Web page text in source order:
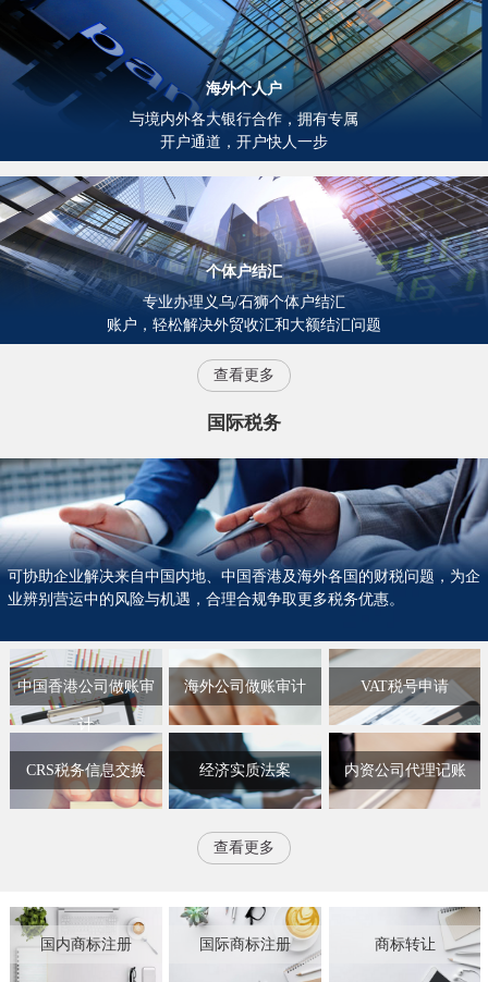
海外个人户
与境内外各大银行合作，拥有专属
开户通道，开户快人一步
个体户结汇
专业办理义乌/石狮个体户结汇
账户，轻松解决外贸收汇和大额结汇问题
查看更多
国际税务
可协助企业解决来自中国内地、中国香港及海外各国的财税问题，为企
业辨别营运中的风险与机遇，合理合规争取更多税务优惠。
中国香港公司做账审
计
海外公司做账审计 VAT税号申请
CRS税务信息交换 经济实质法案 内资公司代理记账
查看更多
国内商标注册 国际商标注册 商标转让